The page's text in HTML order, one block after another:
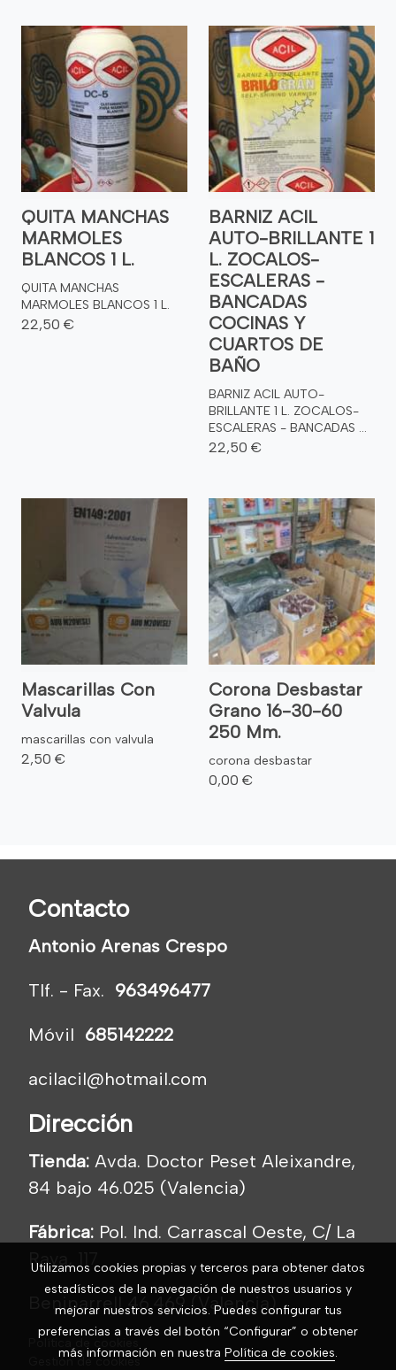
QUITA MANCHAS
MARMOLES
BLANCOS 1 L.
QUITA MANCHAS
MARMOLES BLANCOS 1 L.
22,50 €
BARNIZ ACIL
AUTO-BRILLANTE 1
L. ZOCALOS-
ESCALERAS -
BANCADAS
COCINAS Y
CUARTOS DE
BAÑO
BARNIZ ACIL AUTO-
BRILLANTE 1 L. ZOCALOS-
ESCALERAS - BANCADAS ...
22,50 €
Mascarillas Con
Valvula
mascarillas con valvula
2,50 €
Corona Desbastar
Grano 16-30-60
250 Mm.
corona desbastar
0,00 €
Contacto
Antonio Arenas Crespo
Tlf. - Fax. 963496477
Móvil 685142222
acilacil@hotmail.com
Dirección
Tienda: Avda. Doctor Peset Aleixandre,
84 bajo 46.025 (Valencia)
Fábrica: Pol. Ind. Carrascal Oeste, C/ La
Raya, 117
Beniparrell 46.469 (Valencia)
Política de cookies
Gestión de cookies
Utilizamos cookies propias y terceros para obtener datos
estadísticos de la navegación de nuestros usuarios y
mejorar nuestros servicios. Puedes configurar tus
preferencias a través del botón “Configurar” o obtener
más información en nuestra Política de cookies.